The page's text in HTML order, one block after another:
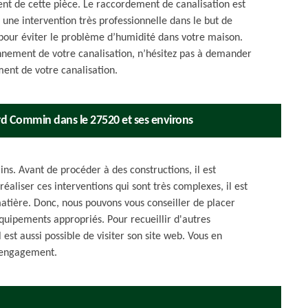
de cette pièce. Le raccordement de canalisation est
intervention très professionnelle dans le but de
éviter le problème d’humidité dans votre maison.
de votre canalisation, n’hésitez pas à demander
de votre canalisation.
Commin dans le 27520 et ses environs
Avant de procéder à des constructions, il est
ces interventions qui sont très complexes, il est
Donc, nous pouvons vous conseiller de placer
appropriés. Pour recueillir d'autres
aussi possible de visiter son site web. Vous en